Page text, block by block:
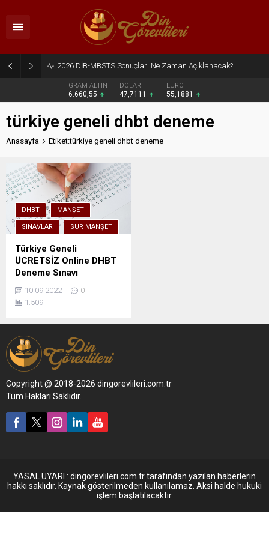
2026 DİB-MBSTS Sonuçları Ne Zaman Açıklanacak?
GRAM ALTIN
6.660,55
DOLAR
47,7111
EURO
55,1881
türkiye geneli dhbt deneme
Anasayfa Etiket:türkiye geneli dhbt deneme
DHBT MANŞET
SINAVLAR SÜR MANŞET
Türkiye Geneli
ÜCRETSİZ Online DHBT
Deneme Sınavı
10.09.2022
0
1.509
Copyright @ 2018-2026 dingorevlileri.com.tr
Tüm Hakları Saklıdır.
YASAL UYARI : dingorevlileri.com.tr tarafından yazılan haberlerin
hakkı saklıdır. Kaynak gösterilmeden kullanılamaz. Aksi halde hukuki
işlem başlatılacaktır.